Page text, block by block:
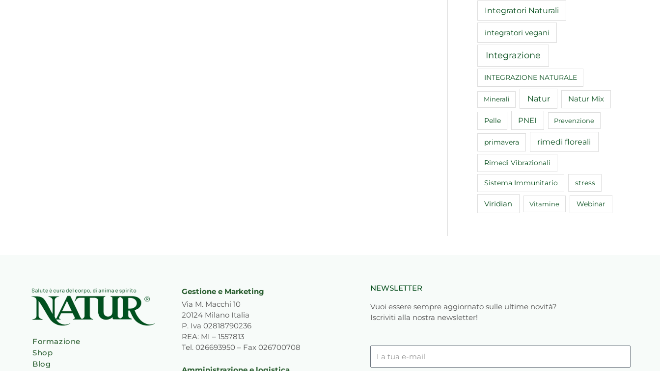
Integratori Naturali
integratori vegani
Integrazione
INTEGRAZIONE NATURALE
Minerali Natur Natur Mix
Pelle PNEI Prevenzione
primavera rimedi floreali
Rimedi Vibrazionali
Sistema Immunitario stress
Viridian Vitamine Webinar
Formazione
Shop
Blog
Gestione e Marketing
Via M. Macchi 10
20124 Milano Italia
P. Iva 02818790236
REA: MI – 1557813
Tel. 026693950 – Fax 026700708
NEWSLETTER
Vuoi essere sempre aggiornato sulle ultime novità?
Iscriviti alla nostra newsletter!
tua